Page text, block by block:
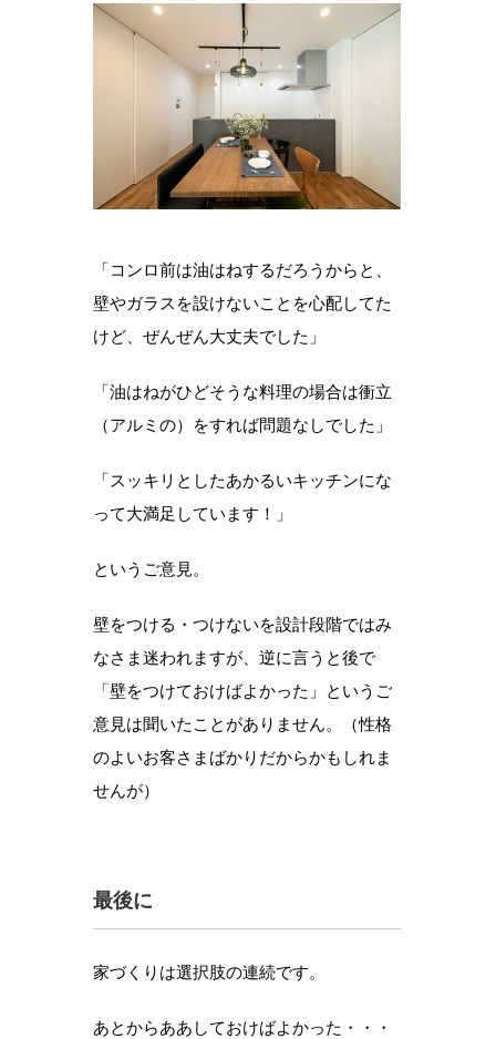
「コンロ前は油はねするだろうからと、
壁やガラスを設けないことを心配してた
けど、ぜんぜん大丈夫でした」
「油はねがひどそうな料理の場合は衝立
（アルミの）をすれば問題なしでした」
「スッキリとしたあかるいキッチンにな
って大満足しています！」
というご意見。
壁をつける・つけないを設計段階ではみ
なさま迷われますが、逆に言うと後で
「壁をつけておけばよかった」というご
意見は聞いたことがありません。（性格
のよいお客さまばかりだからかもしれま
せんが）
最後に
家づくりは選択肢の連続です。
あとからああしておけばよかった・・・